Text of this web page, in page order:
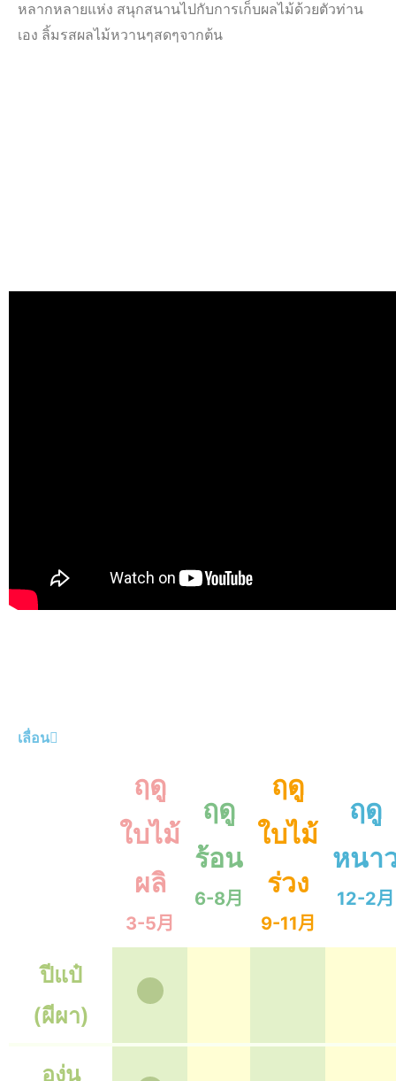
หลากหลายแห่ง สนุกสนานไปกับการเก็บผลไม้ด้วยตัวท่าน
เอง ลิ้มรสผลไม้หวานๆสดๆจากต้น
เลื่อน
ฤดู
ใบไม้
ผลิ
3-5月
ฤดู
ร้อน
6-8月
ฤดู
ใบไม้
ร่วง
9-11月
ฤดู
หนา
12-2月
ปีแป๋
(ผีผา)
องุ่น